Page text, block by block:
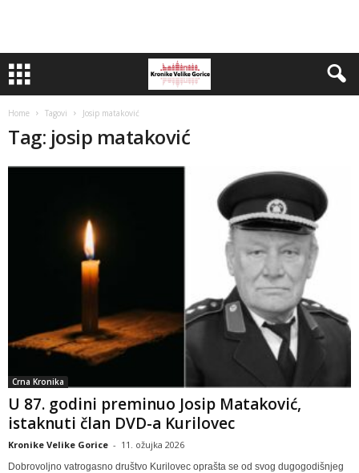
Home Tagovi Josip mataković
Tag: josip mataković
Crna Kronika
U 87. godini preminuo Josip Mataković,
istaknuti član DVD-a Kurilovec
Kronike Velike Gorice - 11. ožujka 2026
Dobrovoljno vatrogasno društvo Kurilovec oprašta se od svog dugogodišnjeg